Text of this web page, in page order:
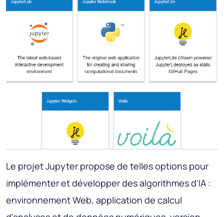
Le projet Jupyter propose de telles options pour
implémenter et développer des algorithmes d'IA :
environnement Web, application de calcul